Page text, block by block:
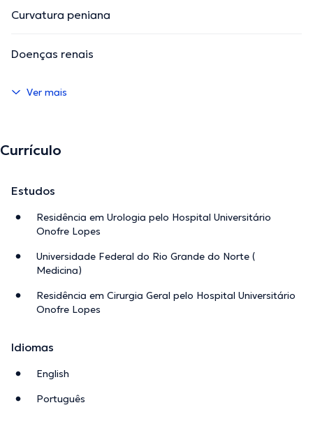
Curvatura peniana
Doenças renais
Ver mais
Currículo
Estudos
Residência em Urologia pelo Hospital Universitário
Onofre Lopes
Universidade Federal do Rio Grande do Norte (
Medicina)
Residência em Cirurgia Geral pelo Hospital Universitário
Onofre Lopes
Idiomas
English
Português